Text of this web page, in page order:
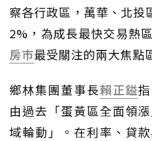
察各行政區，萬華、北投
2%，為成長最快交易熱
房市最受關注的兩大焦點
鄉林集團董事長賴正鎰
由過去「蛋黃區全面領
域輪動」。在利率、貸